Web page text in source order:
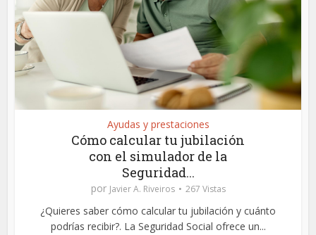
Ayudas y prestaciones
Cómo calcular tu jubilación
con el simulador de la
Seguridad...
por Javier A. Riveiros 267 Vistas
¿Quieres saber cómo calcular tu jubilación y cuánto
podrías recibir?. La Seguridad Social ofrece un...